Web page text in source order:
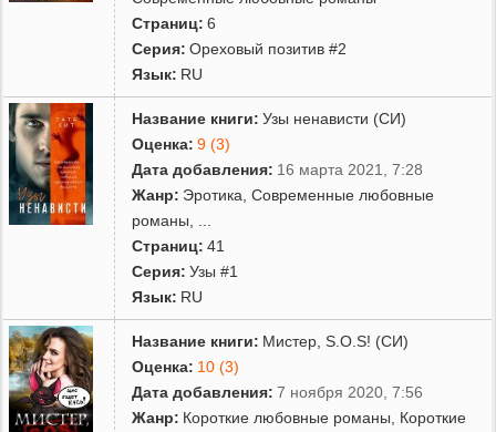
Страниц: 6
Серия: Ореховый позитив #2
Язык: RU
Название книги: Узы ненависти (СИ)
Оценка: 9 (3)
Дата добавления: 16 марта 2021, 7:28
Жанр: Эротика ,Современные любовные
романы
Страниц: 41
Серия: Узы #1
Язык: RU
Название книги: Мистер, S.O.S! (СИ)
Оценка: 10 (3)
Дата добавления: 7 ноября 2020, 7:56
Жанр: Короткие любовные романы
Короткие